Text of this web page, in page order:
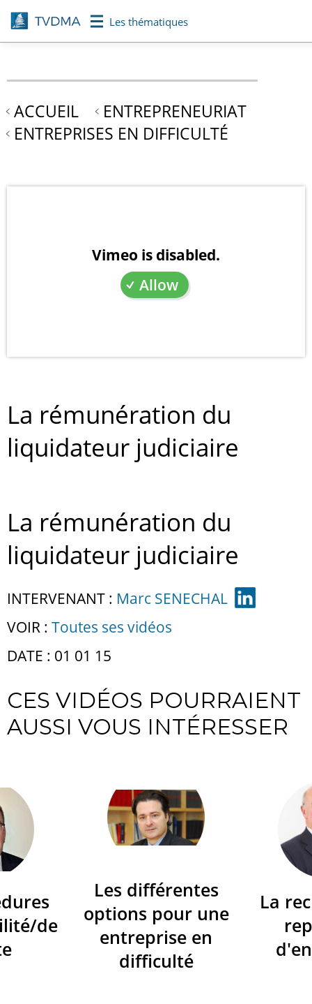
Aller
au
contenu
Les thématiques
ACCUEIL
ENTREPRENEURIAT
ENTREPRISES EN DIFFICULTÉ
Vimeo is disabled.
Allow
La rémunération du
liquidateur judiciaire
La rémunération du
liquidateur judiciaire
INTERVENANT : Marc SENECHAL
VOIR : Toutes ses vidéos
DATE : 01 01 15
CES VIDÉOS POURRAIENT
AUSSI VOUS INTÉRESSER
de
Les différentes
options pour une
entreprise en
difficulté
La